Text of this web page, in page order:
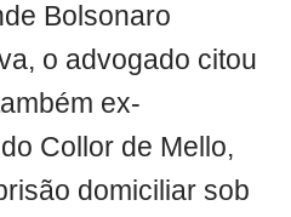
Bolsonaro
o advogado citou
ex-
Collor de Mello,
domiciliar sob